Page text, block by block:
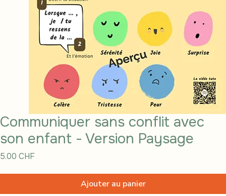
Communiquer sans conflit avec
son enfant - Version Paysage
5.00 CHFPrix